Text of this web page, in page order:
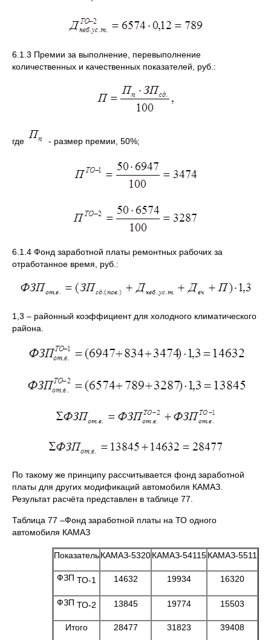
6.1.3 Премии за выполнение, перевыполнение
количественных и качественных показателей, руб.:
где - размер премии, 50%;
6.1.4 Фонд заработной платы ремонтных рабочих за
отработанное время, руб.:
1,3 – районный коэффициент для холодного климатического
района.
По такому же принципу рассчитывается фонд заработной
платы для других модификаций автомобиля КАМАЗ.
Результат расчёта представлен в таблице 77.
Таблица 77 –Фонд заработной платы на ТО одного
автомобиля КАМАЗ
ПоказательКАМАЗ-5320КАМАЗ-54115КАМАЗ-5511
ФЗП ТО-1 14632 19934 16320
ФЗП ТО-2 13845 19774 15503
Итого 28477 31823 39408